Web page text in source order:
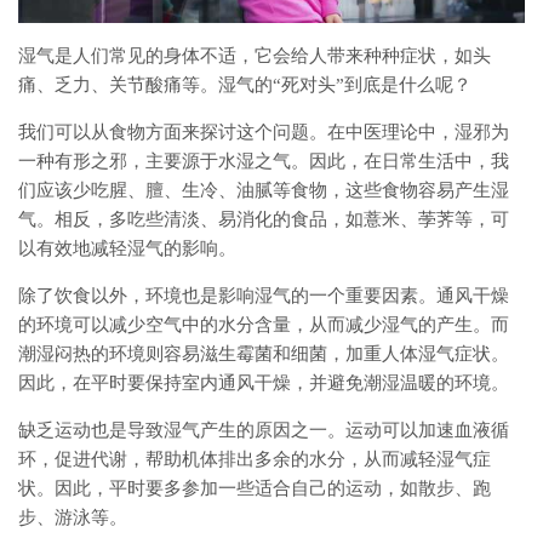
湿气是人们常见的身体不适，它会给人带来种种症状，如头
痛、乏力、关节酸痛等。湿气的“死对头”到底是什么呢？
我们可以从食物方面来探讨这个问题。在中医理论中，湿邪为
一种有形之邪，主要源于水湿之气。因此，在日常生活中，我
们应该少吃腥、膻、生冷、油腻等食物，这些食物容易产生湿
气。相反，多吃些清淡、易消化的食品，如薏米、荸荠等，可
以有效地减轻湿气的影响。
除了饮食以外，环境也是影响湿气的一个重要因素。通风干燥
的环境可以减少空气中的水分含量，从而减少湿气的产生。而
潮湿闷热的环境则容易滋生霉菌和细菌，加重人体湿气症状。
因此，在平时要保持室内通风干燥，并避免潮湿温暖的环境。
缺乏运动也是导致湿气产生的原因之一。运动可以加速血液循
环，促进代谢，帮助机体排出多余的水分，从而减轻湿气症
状。因此，平时要多参加一些适合自己的运动，如散步、跑
步、游泳等。